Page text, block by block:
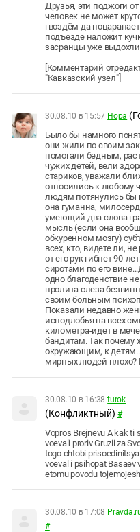
Друзья, эти поджоги
человек не может
гвоздём да
подъезде наложит
засранцы уже
[Комментарий
"Кавказский узел"]
30.08.10 в 15:57 Нора
Было бы намного
они жили по своим
помогали бедным,
чужих детей, вели
стариков, уважали
относились к любому
людям потянулись бы
она гуманна,
умеющий два слова
мысль (если она
обкуренном мозгу)
всех, кто, видете ли,
от его рук гибнет 90-
сиротами по его
одно благоденствие
пролита слеза
своим больным
Показали недавно
исподлобья на всех
километра-идет в
бандитам. Так почему
окружающим, к
мирных людей плохо?
30.08.10 в 16:38 turok
(Конфликтный) #
Vopros Brejnevu A kak ti
voevali proriv Gruzii za
togo chtobi
voeval i psihopat
etomu povodu
30.08.10 в 17:08
#